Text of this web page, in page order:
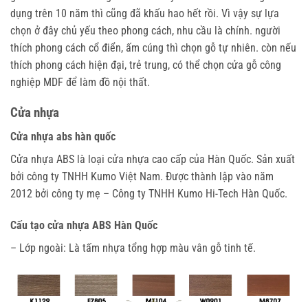
dụng trên 10 năm thì cũng đã khấu hao hết rồi. Vì vậy sự lựa
chọn ở đây chủ yếu theo phong cách, nhu cầu là chính. người
thích phong cách cổ điển, ấm cúng thì chọn gỗ tự nhiên. còn nếu
thích phong cách hiện đại, trẻ trung, có thể chọn cửa gỗ công
nghiệp MDF để làm đồ nội thất.
Cửa nhựa
Cửa nhựa abs hàn quốc
Cửa nhựa ABS là loại cửa nhựa cao cấp của Hàn Quốc. Sản xuất
bởi công ty TNHH Kumo Việt Nam. Được thành lập vào năm
2012 bởi công ty mẹ – Công ty TNHH Kumo Hi-Tech Hàn Quốc.
Cấu tạo cửa nhựa ABS Hàn Quốc
– Lớp ngoài: Là tấm nhựa tổng hợp màu vân gỗ tinh tế.